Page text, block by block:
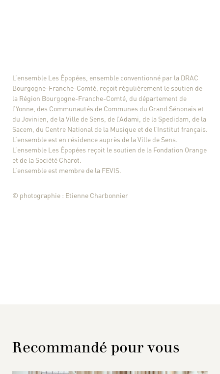
L’ensemble Les Épopées, ensemble conventionné par la DRAC
Bourgogne-Franche-Comté, reçoit régulièrement le soutien de
la Région Bourgogne-Franche-Comté, du département de
l’Yonne, des Communautés de Communes du Grand Sénonais et
du Jovinien, de la Ville de Sens, de l’Adami, de la Spedidam, de la
Sacem, du Centre National de la Musique et de l’Institut français.
L’ensemble est en résidence auprès de la Ville de Sens.
L’ensemble Les Épopées reçoit le soutien de la Fondation Orange
et de la Société Charot.
L’ensemble est membre de la FEVIS.
© photographie : Etienne Charbonnier
Recommandé pour vous